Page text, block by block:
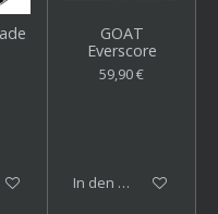
GOAT
Everscore
59,90 €
In den Warenkorb